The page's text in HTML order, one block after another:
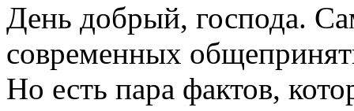
День добрый, господа.
современных
Но есть пара фактов,